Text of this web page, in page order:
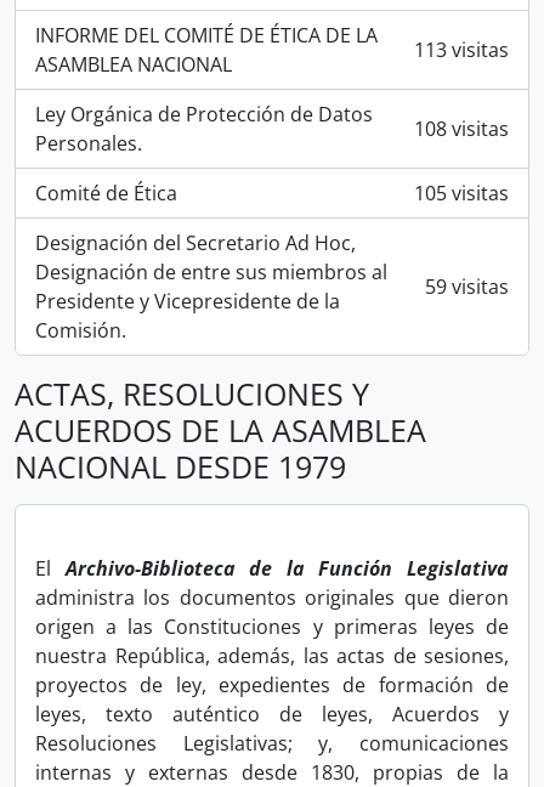
INFORME DEL COMITÉ DE ÉTICA DE LA
ASAMBLEA NACIONAL
113 visitas
Ley Orgánica de Protección de Datos
Personales.
108 visitas
Comité de Ética
105 visitas
Designación del Secretario Ad Hoc,
Designación de entre sus miembros al
Presidente y Vicepresidente de la
Comisión.
59 visitas
ACTAS, RESOLUCIONES Y
ACUERDOS DE LA ASAMBLEA
NACIONAL DESDE 1979
ElArchivo-Biblioteca de la Función Legislativa
administra los documentos originales que dieron
origen a las Constituciones y primeras leyes de
nuestra República, además, las actas de sesiones,
proyectos de ley, expedientes de formación de
leyes, texto auténtico de leyes, Acuerdos y
Resoluciones Legislativas; y, comunicaciones
internas y externas desde 1830, propias de la